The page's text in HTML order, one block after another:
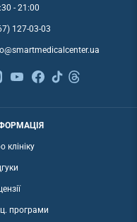
- 21:00
127-03-03
клініку
програми